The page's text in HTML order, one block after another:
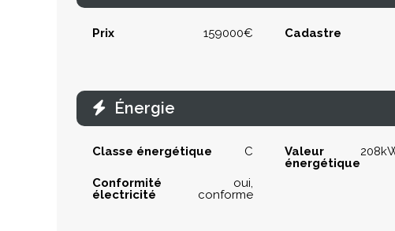
Prix 159000€ Cadastre
Énergie
Classe énergétique C
Valeur
énergétique
Conformité
électricité
oui,
conforme